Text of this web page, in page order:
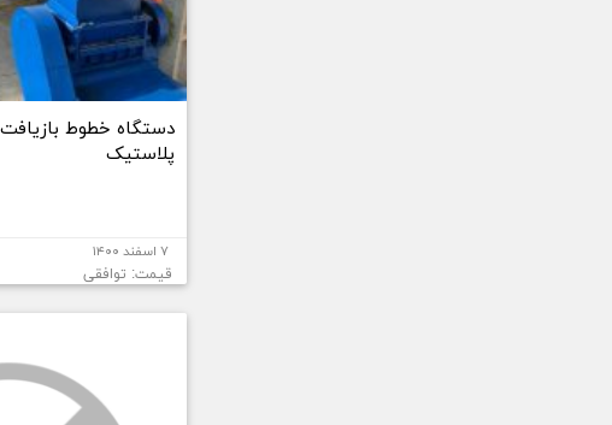
دستگاه خطوط
پلاستیک
۷ اسفند ۱۴۰۰
قیمت: توافقی